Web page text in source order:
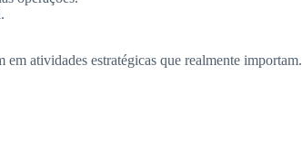
atividades estratégicas que realmente importam.